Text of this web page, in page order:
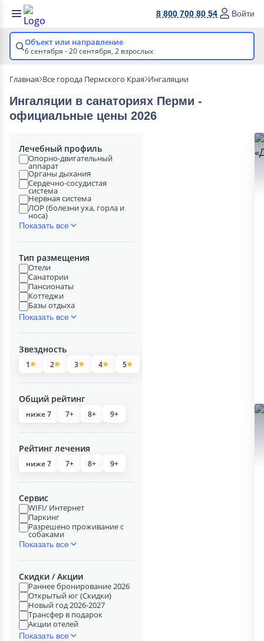
8 800 700 80 54 Войти
Объект или направление
6 сентября - 20 сентября, 2 взрослых
Главная Все города Пермского Края Ингаляции
Ингаляции в cанаториях Перми -
официальные цены 2026
Лечебный профиль
Опорно-двигательный
аппарат
Органы дыхания
Сердечно-сосудистая
система
Нервная система
ЛОР (болезни уха, горла и
носа)
Показать все
Тип размещения
Отели
Санатории
Пансионаты
Коттеджи
Базы отдыха
Показать все
Звездность
1 2 3 4 5
Общий рейтинг
ниже 7 7+ 8+ 9+
Рейтинг лечения
ниже 7 7+ 8+ 9+
Сервис
WIFI/ Интернет
Паркинг
Разрешено проживание с
собаками
Показать все
Скидки / Акции
Раннее бронирование 2026
Открытый юг (Скидки)
Новый год 2026-2027
Трансфер в подарок
Акции отелей
Показать все